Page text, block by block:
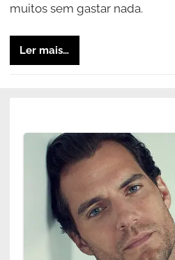
muitos sem gastar nada.
Ler mais…